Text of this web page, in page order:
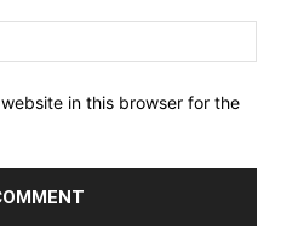
in this browser for the